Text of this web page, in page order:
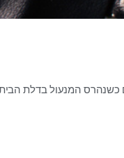
כשנהרס המנעול בדלת